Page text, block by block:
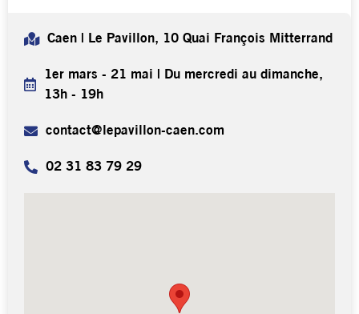
Caen | Le Pavillon, 10 Quai François Mitterrand
1er mars - 21 mai | Du mercredi au dimanche,
13h - 19h
contact@lepavillon-caen.com
02 31 83 79 29